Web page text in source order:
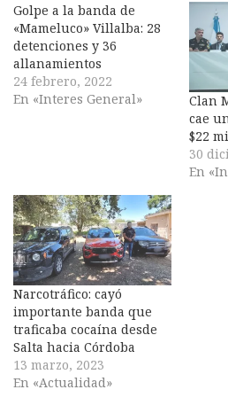
Golpe a la banda de
«Mameluco» Villalba: 28
detenciones y 36
allanamientos
24 febrero, 2022
En «Interes General»
Clan
cae
$22
30
En
Narcotráfico: cayó
importante banda que
traficaba cocaína desde
Salta hacia Córdoba
13 marzo, 2023
En «Actualidad»